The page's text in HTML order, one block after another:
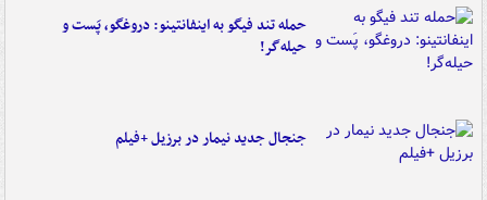
حمله تند فیگو به اینفانتینو: دروغگو، پَست‌ و
حیله‌گر!
جنجال جدید نیمار در برزیل +فیلم